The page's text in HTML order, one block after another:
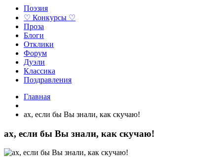
Поэзия
♡ Конкурсы ♡
Проза
Блоги
Отклики
Форум
Дуэли
Классика
Поздравления
Главная
ах, если бы Вы знали, как скучаю!
ах, если бы Вы знали, как скучаю!